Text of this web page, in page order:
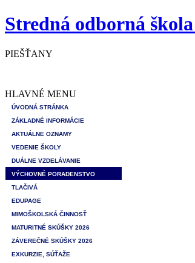
Stredná odborná
PIEŠŤANY
HLAVNÉ MENU
ÚVODNÁ STRÁNKA
ZÁKLADNÉ INFORMÁCIE
AKTUÁLNE OZNAMY
VEDENIE ŠKOLY
DUÁLNE VZDELÁVANIE
VÝCHOVNÉ PORADENSTVO
TLAČIVÁ
EDUPAGE
MIMOŠKOLSKÁ ČINNOSŤ
MATURITNÉ SKÚŠKY 2026
ZÁVEREČNÉ SKÚŠKY 2026
EXKURZIE, SÚŤAŽE